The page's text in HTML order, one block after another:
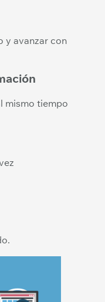
y avanzar con
mismo tiempo